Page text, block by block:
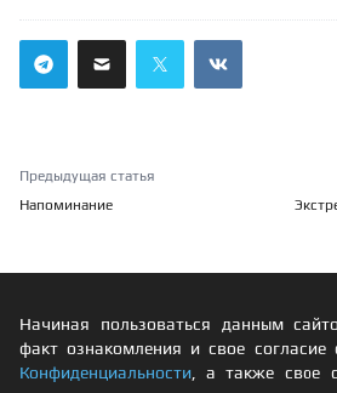
Предыдущая статья
Напоминание
Начиная пользоваться данным
факт ознакомления и свое согласие
Конфиденциальности , а также свое